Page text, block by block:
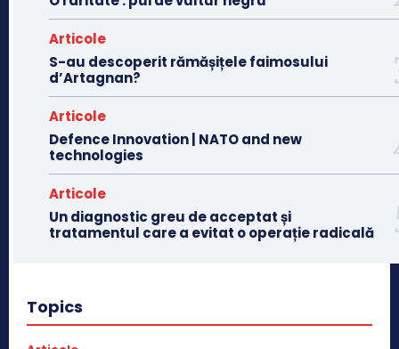
Articole
S-au descoperit rămășițele faimosului
d’Artagnan?
Articole
Defence Innovation | NATO and new
technologies
Articole
Un diagnostic greu de acceptat și
tratamentul care a evitat o operație radicală
Topics